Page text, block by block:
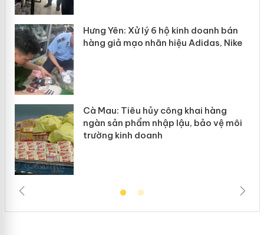
Hưng Yên: Xử lý 6 hộ kinh doanh bán
hàng giả mạo nhãn hiệu Adidas, Nike
Cà Mau: Tiêu hủy công khai hàng
ngàn sản phẩm nhập lậu, bảo vệ môi
trường kinh doanh